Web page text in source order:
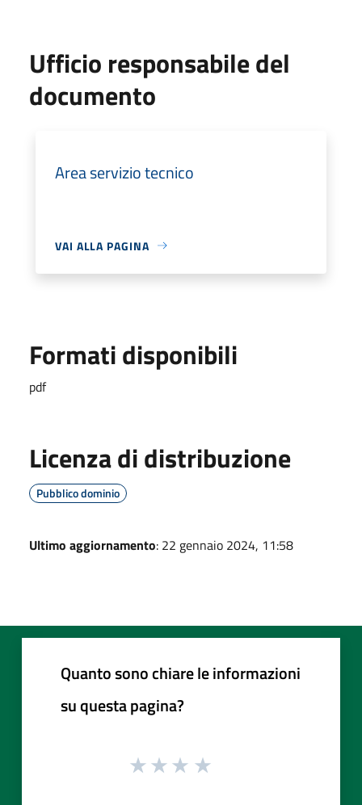
Ufficio responsabile del
documento
Area servizio tecnico
VAI ALLA PAGINA
Formati disponibili
pdf
Licenza di distribuzione
Pubblico dominio
Ultimo aggiornamento: 22 gennaio 2024, 11:58
Quanto sono chiare le informazioni
su questa pagina?